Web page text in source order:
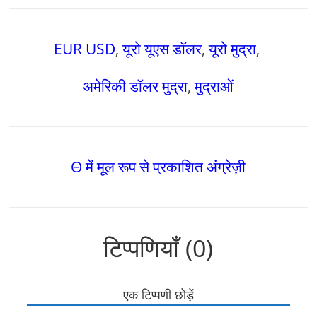
EUR USD,यूरो यूएस डॉलर,यूरो मुद्रा,
अमेरिकी डॉलर मुद्रा,मुद्राओं
Θ में मूल रूप से प्रकाशित अंग्रेज़ी
टिप्पणियाँ (0)
एक टिप्पणी छोड़ें